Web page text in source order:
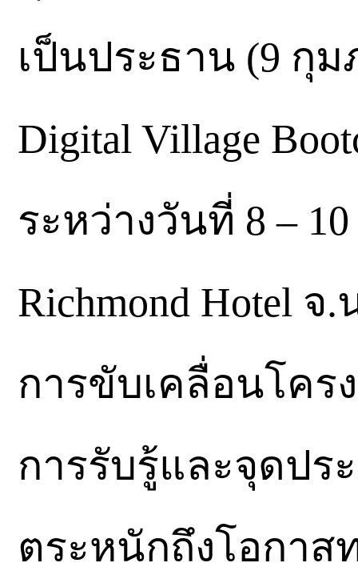
เป็นประธาน (9 กุ
Digital Village
ระหว่างวันที่ 8 –
Richmond Hotel
การขับเคลื่อนโคร
การรับรู้และจุดปร
ตระหนักถึงโอกาส